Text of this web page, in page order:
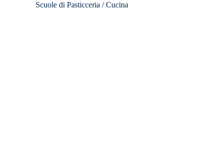
Scuole di Pasticceria / Cucina